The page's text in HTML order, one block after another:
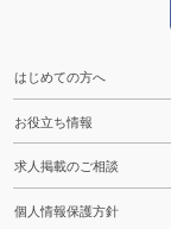
はじめての方へ
お役立ち情報
求人掲載のご相談
個人情報保護方針